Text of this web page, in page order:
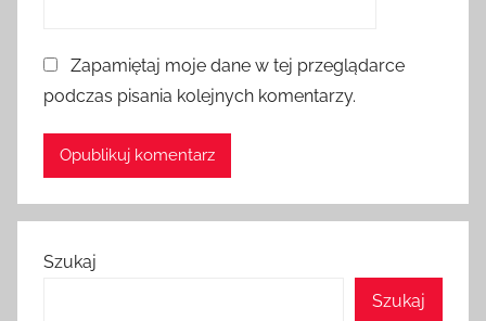
Zapamiętaj moje dane w tej przeglądarce
podczas pisania kolejnych komentarzy.
Szukaj
Szukaj